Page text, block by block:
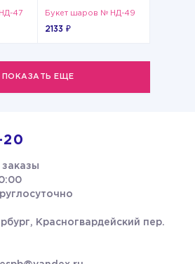
47 Букет шаров № НД-49
2133 ₽
ПОКАЗАТЬ ЕЩЕ
Красногвардейский пер.